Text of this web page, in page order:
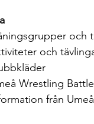
och
och
Wrestling
från